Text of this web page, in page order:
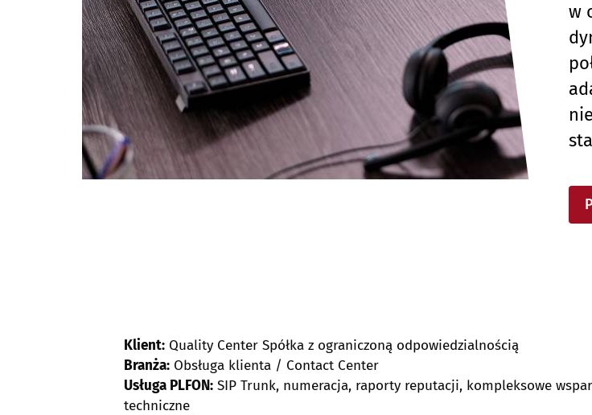
w
Klient: Quality Center Spółka z ograniczoną odpowiedzialnością
Branża: Obsługa klienta / Contact Center
Usługa PLFON: SIP Trunk, numeracja, raporty reputacji, kompleksowe
techniczne